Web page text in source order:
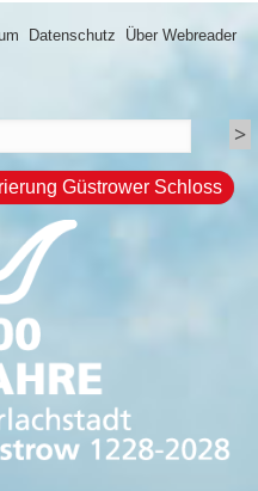
Datenschutz Über Webreader
Güstrower Schloss